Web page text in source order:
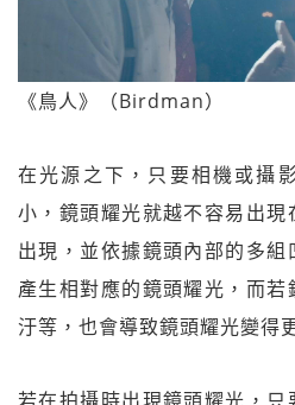
《鳥人》（Birdman）
在光源之下，只要相機或攝
小，鏡頭耀光就越不容易出
出現，並依據鏡頭內部的多組
產生相對應的鏡頭耀光，而
汙等，也會導致鏡頭耀光變得